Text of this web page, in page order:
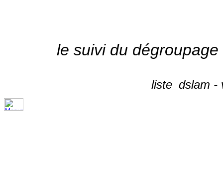
le suivi du
liste_dslam -